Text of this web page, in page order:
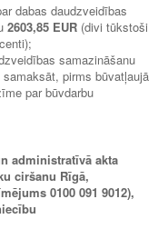
dabas daudzveidības
2603,85 EUR (divi tūkstoši
samazināšanu
pirms būvatļaujā
par būvdarbu
administratīvā akta
ciršanu Rīgā,
0100 091 9012),